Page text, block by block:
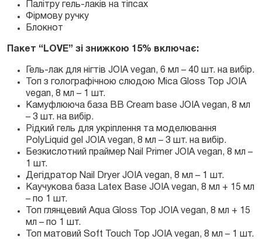
Палітру гель-лаків на тіпсах
Фірмову ручку
Блокнот
Пакет “LOVE” зі знижкою 15% включає:
Гель-лак для нігтів JOIA vegan, 6 мл – 40 шт. на вибір.
Топ з голографічною слюдою Mica Gloss Top JOIA
vegan, 8 мл – 1 шт.
Камуфлююча база BB Cream base JOIA vegan, 8 мл
– 3 шт. на вибір.
Рідкий гель для укріплення та моделювання
PolyLiquid gel JOIA vegan, 8 мл – 3 шт. на вибір.
Безкислотний праймер Nail Primer JOIA vegan, 8 мл –
1 шт.
Дегідратор Nail Dryer JOIA vegan, 8 мл – 1 шт.
Каучукова база Latex Base JOIA vegan, 8 мл + 15 мл
– по 1 шт.
Топ глянцевий Aqua Gloss Top JOIA vegan, 8 мл + 15
мл – по 1 шт.
Топ матовий Soft Touch Top JOIA vegan, 8 мл – 1 шт.